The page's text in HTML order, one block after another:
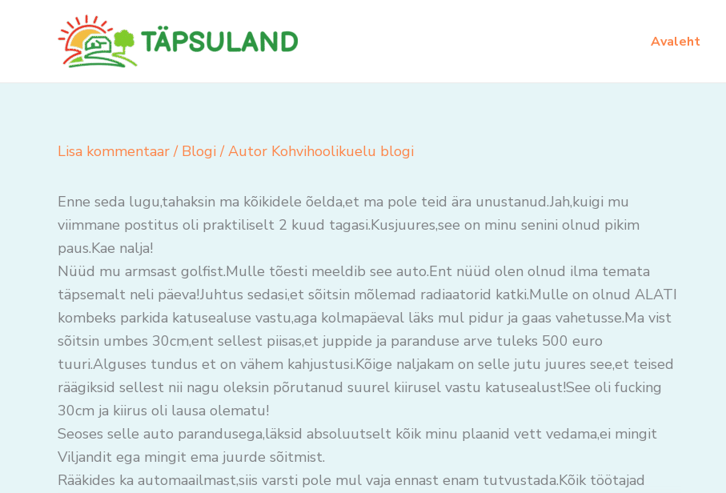
Avaleht
Lisa kommentaar / Blogi/ Autor Kohvihoolikuelu blogi
Enne seda lugu,tahaksin ma kõikidele õelda,et ma pole teid ära unustanud.Jah,kuigi mu
viimmane postitus oli praktiliselt 2 kuud tagasi.Kusjuures,see on minu senini olnud pikim
paus.Kae nalja!
Nüüd mu armsast golfist.Mulle tõesti meeldib see auto.Ent nüüd olen olnud ilma temata
täpsemalt neli päeva!Juhtus sedasi,et sõitsin mõlemad radiaatorid katki.Mulle on olnud ALATI
kombeks parkida katusealuse vastu,aga kolmapäeval läks mul pidur ja gaas vahetusse.Ma vist
sõitsin umbes 30cm,ent sellest piisas,et juppide ja paranduse arve tuleks 500 euro
tuuri.Alguses tundus et on vähem kahjustusi.Kõige naljakam on selle jutu juures see,et teised
räägiksid sellest nii nagu oleksin põrutanud suurel kiirusel vastu katusealust!See oli fucking
30cm ja kiirus oli lausa olematu!
Seoses selle auto parandusega,läksid absoluutselt kõik minu plaanid vett vedama,ei mingit
Viljandit ega mingit ema juurde sõitmist.
Rääkides ka automaailmast,siis varsti pole mul vaja ennast enam tutvustada.Kõik töötajad